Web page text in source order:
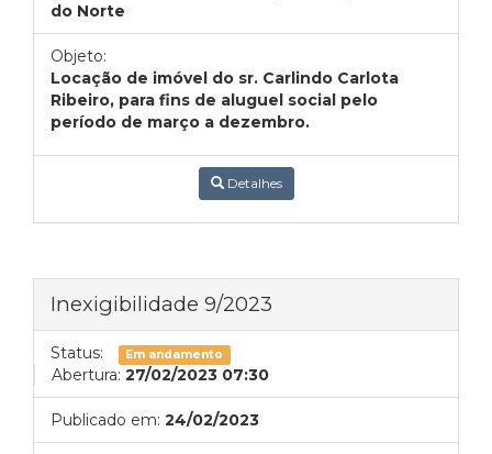
do Norte
Objeto:
Locação de imóvel do sr. Carlindo Carlota
Ribeiro, para fins de aluguel social pelo
período de março a dezembro.
Detalhes
Inexigibilidade 9/2023
Status: Em andamento
Abertura: 27/02/2023 07:30
Publicado em: 24/02/2023